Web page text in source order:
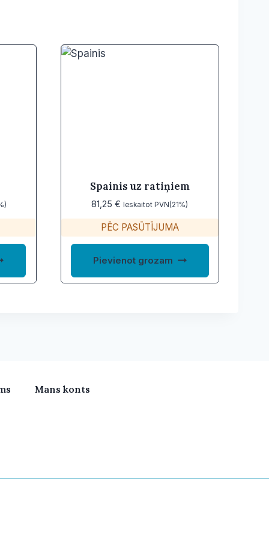
Spainis uz ratiņiem
81,25€ Ieskaitot PVN(21%)
PĒC PASŪTĪJUMA
Pievienot grozam
Mans konts